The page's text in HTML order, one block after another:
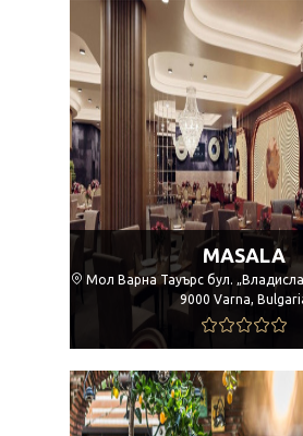
MASALA
Мол Варна Тауърс бул.
9000 Varna,